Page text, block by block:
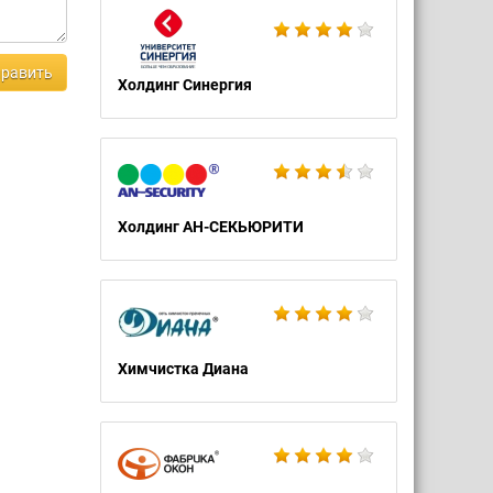
Холдинг Синергия
Холдинг АН-СЕКЬЮРИТИ
Химчистка Диана